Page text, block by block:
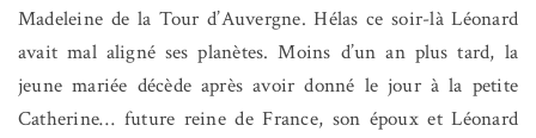
Madeleine de la Tour d’Auvergne. Hélas ce soir-là Léonard
avait mal aligné ses planètes. Moins d’un an plus tard, la
jeune mariée décède après avoir donné le jour à la petite
Catherine… future reine de France, son époux et Léonard